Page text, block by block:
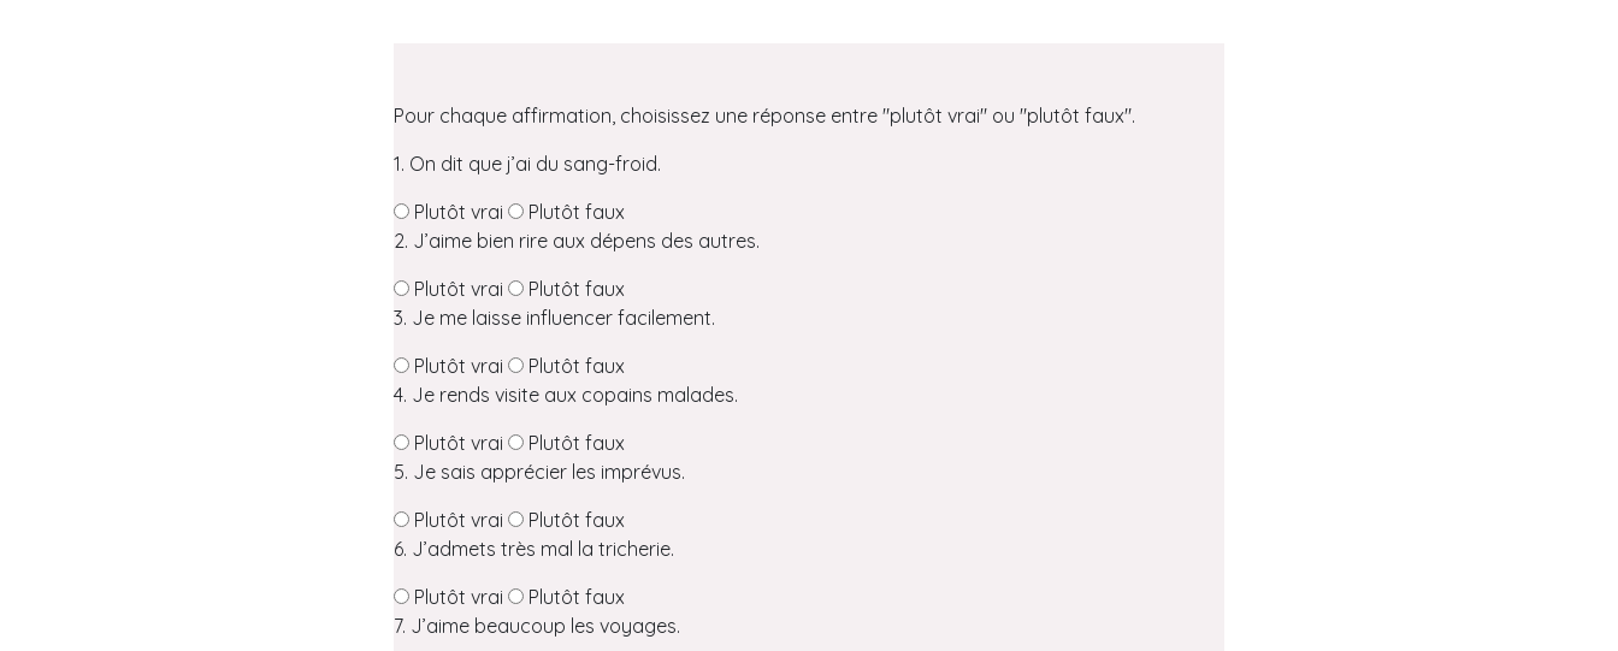
Pour chaque affirmation, choisissez une réponse entre "plutôt vrai" ou "plutôt faux".
1. On dit que j’ai du sang-froid.
Plutôt vrai
Plutôt faux
2. J’aime bien rire aux dépens des autres.
Plutôt vrai
Plutôt faux
3. Je me laisse influencer facilement.
Plutôt vrai
Plutôt faux
4. Je rends visite aux copains malades.
Plutôt vrai
Plutôt faux
5. Je sais apprécier les imprévus.
Plutôt vrai
Plutôt faux
6. J’admets très mal la tricherie.
Plutôt vrai
Plutôt faux
7. J’aime beaucoup les voyages.